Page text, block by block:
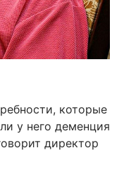
которые
у него деменция
директор